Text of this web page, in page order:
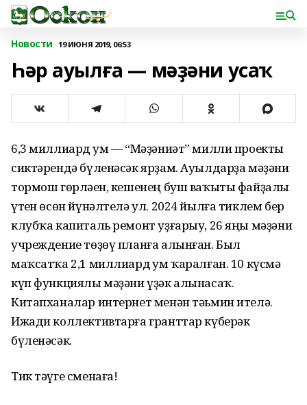
Новости 19 ИЮНЯ 2019, 06:53
Һәр ауылға — мәҙәни усаҡ
6,3 миллиард һум — “Мәҙәниәт” милли проекты
сиктәрендә бүленәсәк ярҙам. Ауылдарҙа мәҙәни
тормош гөрләһен, кешенең буш ваҡыты файҙалы
үтһен өсөн йүнәлтелә ул. 2024 йылға тиклем бер
клубҡа капиталь ремонт уҙғарыу, 26 яңы мәҙәни
учреждение төҙөү планға алынған. Был
маҡсатҡа 2,1 миллиард һум ҡаралған. 10 күсмә
күп функциялы мәҙәни үҙәк алынасаҡ.
Китапханалар интернет менән тәьмин ителә.
Ижади коллективтарға гранттар күберәк
бүленәсәк.
Тик тәүге сменаға!